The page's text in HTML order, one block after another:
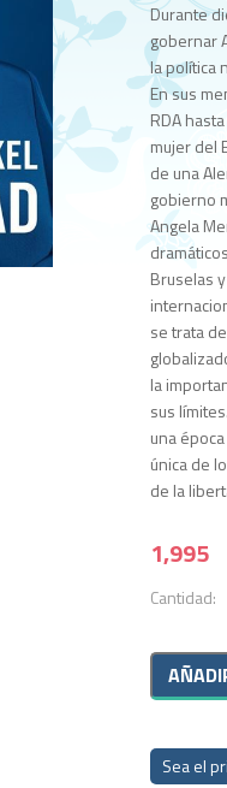
Durante
gobernar
la política
En sus
RDA
mujer del
de una
gobierno
Angela
Bruselas
se trata
la
sus
una
única de
de la
1,995
Cantidad:
Sea el